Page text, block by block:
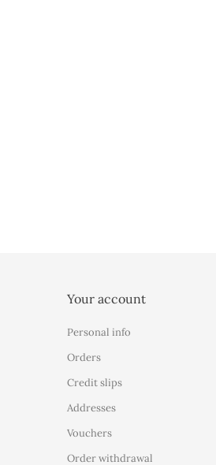
Your account
Personal info
Orders
Credit slips
Addresses
Vouchers
Order withdrawal